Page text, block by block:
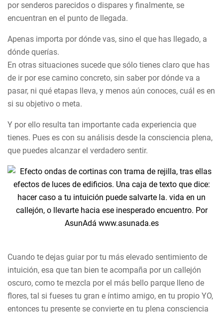
por senderos parecidos o dispares y finalmente, se
encuentran en el punto de llegada.
Apenas importa por dónde vas, sino el que has llegado, a
dónde querías.
En otras situaciones sucede que sólo tienes claro que has
de ir por ese camino concreto, sin saber por dónde va a
pasar, ni qué etapas lleva, y menos aún conoces, cuál es en
si su objetivo o meta.
Y por ello resulta tan importante cada experiencia que
tienes. Pues es con su análisis desde la consciencia plena,
que puedes alcanzar el verdadero sentir.
Cuando te dejas guiar por tu más elevado sentimiento de
intuición, esa que tan bien te acompaña por un callejón
oscuro, como te mezcla por el más bello parque lleno de
flores, tal si fueses tu gran e íntimo amigo, en tu propio YO,
entonces tu presente se convierte en tu plena consciencia